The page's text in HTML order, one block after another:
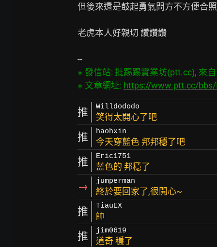
但後來還是鼓起勇氣問方不方便合照
老虎本人好親切 讚讚讚
※ 發信站: 批踢踢實業坊(ptt.cc), 來
※ 文章網址: https://www.ptt.cc/bbs/
推 Willdododo
笑得太開心了吧
推 haohxin
今天穿藍色 邦邦穩了吧
推 Eric1751
藍色的 邦穩了
→ jumperman
終於要回家了,很開心~
推 TiauEX
帥
推 jim0619
道奇 穩了